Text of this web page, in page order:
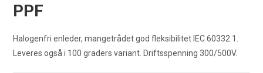
PPF
Halogenfri enleder, mangetrådet god fleksibilitet IEC 60332.1.
Leveres også i 100 graders variant. Driftsspenning 300/500V.